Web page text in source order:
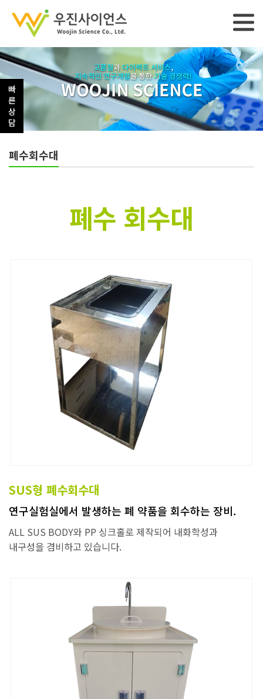
빠
른
상
담
폐수회수대
폐수 회수대
SUS형 폐수회수대
연구실험실에서 발생하는 폐 약품을 회수하는 장비.
ALL SUS BODY와 PP 싱크홀로 제작되어 내화학성과
내구성을 겸비하고 있습니다.